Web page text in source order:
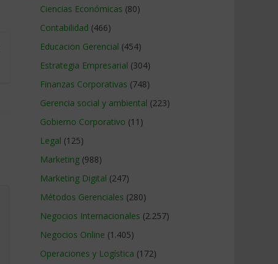
Ciencias Económicas (80)
Contabilidad (466)
Educacion Gerencial (454)
Estrategia Empresarial (304)
Finanzas Corporativas (748)
Gerencia social y ambiental (223)
Gobierno Corporativo (11)
Legal (125)
Marketing (988)
Marketing Digital (247)
Métodos Gerenciales (280)
Negocios Internacionales (2.257)
Negocios Online (1.405)
Operaciones y Logística (172)